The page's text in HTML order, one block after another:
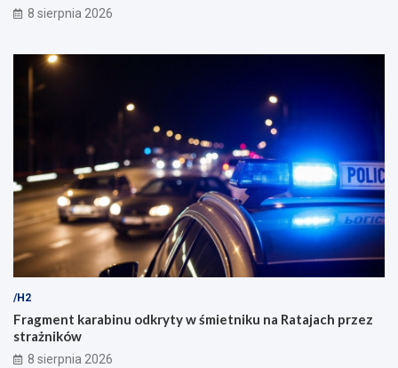
8 sierpnia 2026
/H2
Fragment karabinu odkryty w śmietniku na Ratajach przez
strażników
8 sierpnia 2026